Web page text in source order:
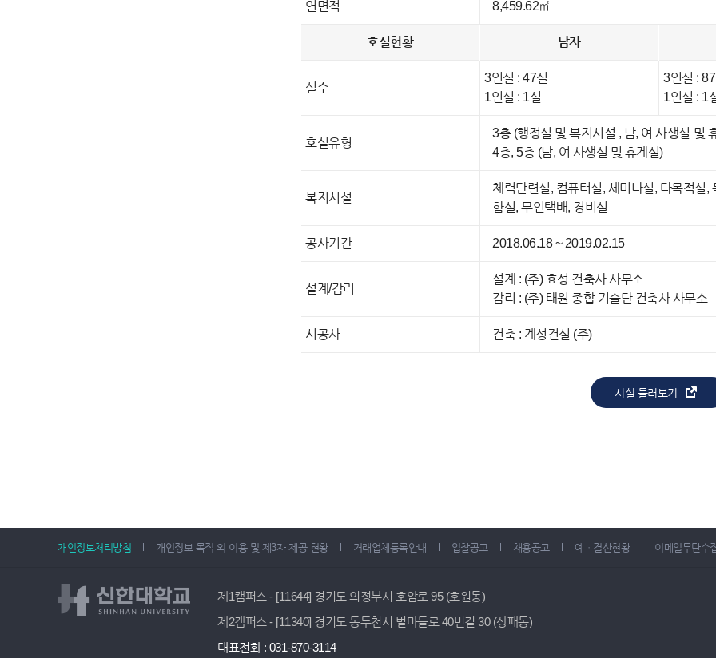
연면적 8,459.62㎡
호실현황 남자
실수
3인실 : 47실
1인실 : 1실
3인실 :
1인실 : 1
호실유형
3층 (행정실 및 복지시설 , 남, 여 사생실 및
4층, 5층 (남, 여 사생실 및 휴게실)
복지시설
체력단련실, 컴퓨터실, 세미나실, 다목적실,
함실, 무인택배, 경비실
공사기간 2018.06.18 ~ 2019.02.15
설계/감리
설계 : (주) 효성 건축사 사무소
감리 : (주) 태원 종합 기술단 건축사 사무소
시공사 건축 : 계성건설 (주)
시설 둘러보기
개인정보처리방침 개인정보 목적 외 이용 및 제3자 제공 현황 거래업체등록안내 입찰공고 채용공고 예ㆍ결산현황 이메일무단수
제1캠퍼스 - [11644] 경기도 의정부시 호암로 95 (호원동)
제2캠퍼스 - [11340] 경기도 동두천시 벌마들로 40번길 30 (상패동)
대표전화 : 031-870-3114